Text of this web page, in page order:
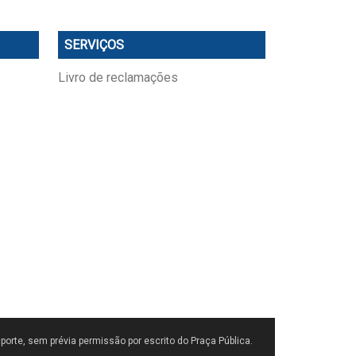
SERVIÇOS
Livro de reclamações
sem prévia permissão por escrito do Praça Pública.